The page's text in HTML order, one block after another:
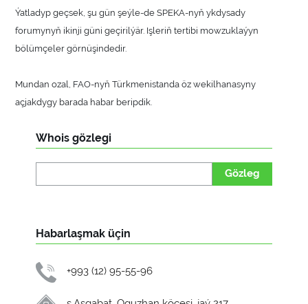
Ýatladyp geçsek, şu gün şeýle-de SPEKA-nyň ykdysady
forumynyň ikinji güni geçirilýär. Işleriň tertibi mowzuklaýyn
bölümçeler görnüşindedir.
Mundan ozal, FAO-nyň Türkmenistanda öz wekilhanasyny
açjakdygy barada habar beripdik.
Whois gözlegi
Gözleg
Habarlaşmak üçin
+993 (12) 95-55-96